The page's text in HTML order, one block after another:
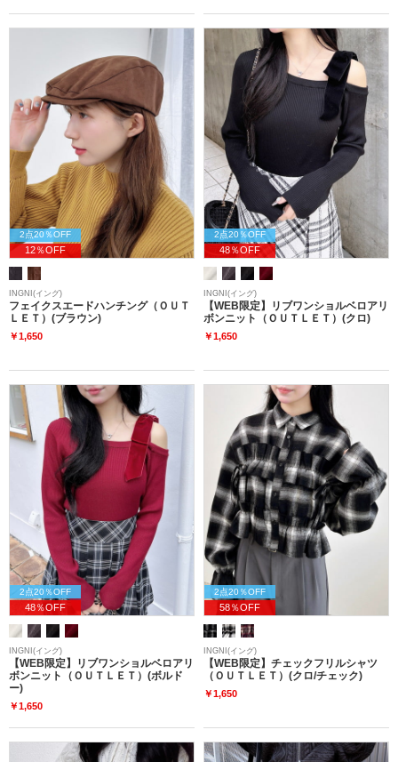
2点20％OFF
12％OFF
INGNI(イング)
フェイクスエードハンチング（ＯＵＴ
ＬＥＴ）(ブラウン)
￥1,650
2点20％OFF
48％OFF
INGNI(イング)
【WEB限定】リブワンショルベロアリ
ボンニット（ＯＵＴＬＥＴ）(クロ)
￥1,650
2点20％OFF
48％OFF
INGNI(イング)
【WEB限定】リブワンショルベロアリ
ボンニット（ＯＵＴＬＥＴ）(ボルド
ー)
￥1,650
2点20％OFF
58％OFF
INGNI(イング)
【WEB限定】チェックフリルシャツ
（ＯＵＴＬＥＴ）(クロ/チェック)
￥1,650